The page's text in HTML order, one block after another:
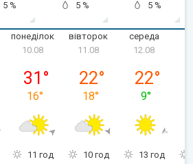
5 % 5 % 5 %
понеділок
10.08
31 °
16°
11 год
вівторок
11.08
22°
18°
10 год
середа
12.08
22°
9°
13 год